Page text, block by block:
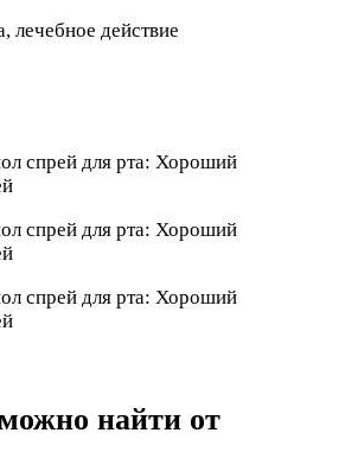
лечебное действие
найти от